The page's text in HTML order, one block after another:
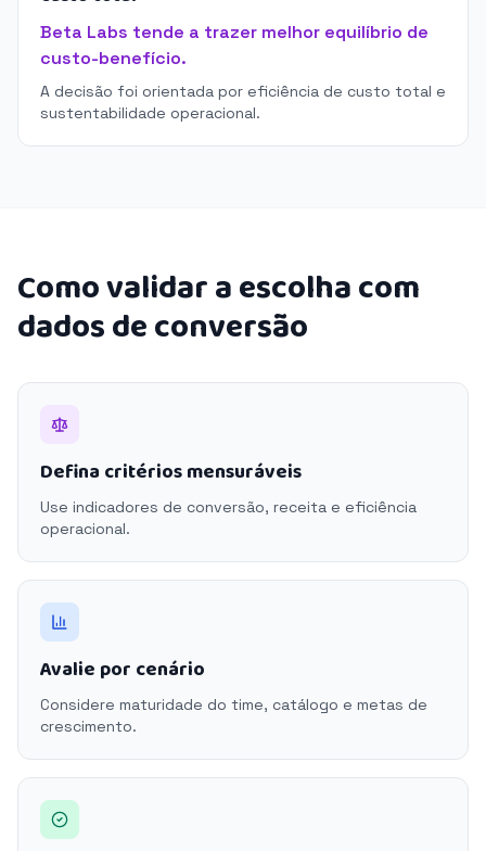
Beta Labs tende a trazer melhor equilíbrio de
custo-benefício.
A decisão foi orientada por eficiência de custo total e
sustentabilidade operacional.
Como validar a escolha com
dados de conversão
Defina critérios mensuráveis
Use indicadores de conversão, receita e eficiência
operacional.
Avalie por cenário
Considere maturidade do time, catálogo e metas de
crescimento.